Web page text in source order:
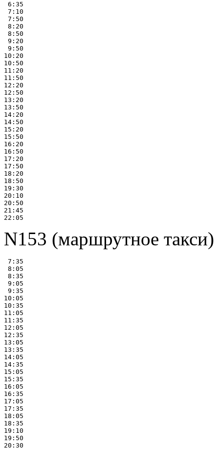
6:35
7:10
7:50
8:20
8:50
9:20
9:50
10:20
10:50
11:20
11:50
12:20
12:50
13:20
13:50
14:20
14:50
15:20
15:50
16:20
16:50
17:20
17:50
18:20
18:50
19:30
20:10
20:50
21:45
N153 (маршрутное такси)
7:35
8:05
8:35
9:05
9:35
10:05
10:35
11:05
11:35
12:05
12:35
13:05
13:35
14:05
14:35
15:05
15:35
16:05
16:35
17:05
17:35
18:05
18:35
19:10
19:50
20:30